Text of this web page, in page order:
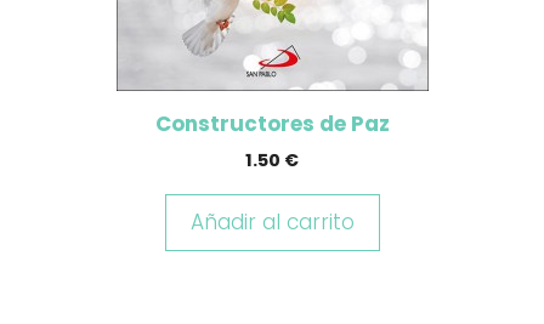
Constructores de Paz
1.50 €
Añadir al carrito